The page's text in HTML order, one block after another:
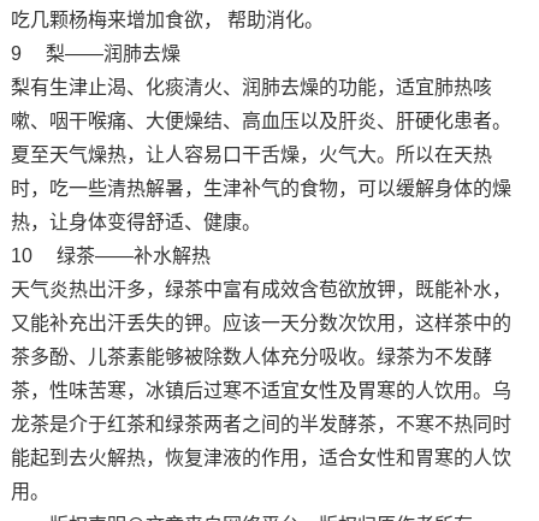
吃几颗杨梅来增加食欲， 帮助消化。
9 梨——润肺去燥
梨有生津止渴、化痰清火、润肺去燥的功能，适宜肺热咳
嗽、咽干喉痛、大便燥结、高血压以及肝炎、肝硬化患者。
夏至天气燥热，让人容易口干舌燥，火气大。所以在天热
时，吃一些清热解暑，生津补气的食物，可以缓解身体的燥
热，让身体变得舒适、健康。
10 绿茶——补水解热
天气炎热出汗多，绿茶中富有成效含苞欲放钾，既能补水，
又能补充出汗丢失的钾。应该一天分数次饮用，这样茶中的
茶多酚、儿茶素能够被除数人体充分吸收。绿茶为不发酵
茶，性味苦寒，冰镇后过寒不适宜女性及胃寒的人饮用。乌
龙茶是介于红茶和绿茶两者之间的半发酵茶，不寒不热同时
能起到去火解热，恢复津液的作用，适合女性和胃寒的人饮
用。